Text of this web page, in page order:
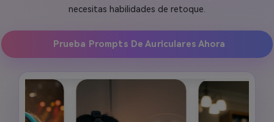
necesitas habilidades de retoque.
Prueba Prompts De Auriculares Ahora